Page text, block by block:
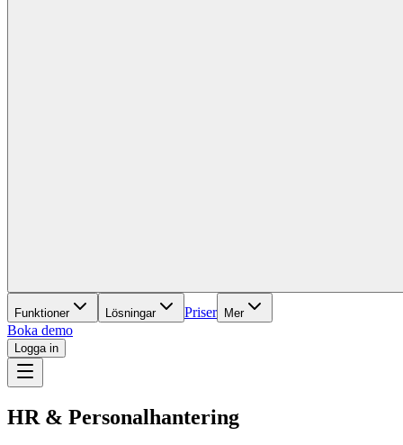
Funktioner Lösningar Priser Mer
Boka demo
Logga in
HR & Personalhantering